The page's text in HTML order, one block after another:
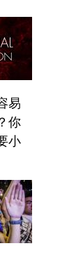
易
你
小